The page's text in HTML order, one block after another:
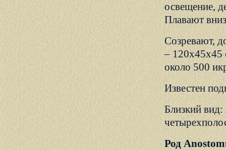
освещение,
Плавают
Созревают,
– 120х45х45
около 500
Известен
Близкий
Род